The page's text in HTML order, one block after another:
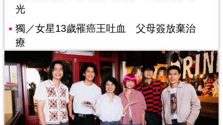
光
獨／女星13歲罹癌王吐血 父母簽放棄治
療